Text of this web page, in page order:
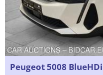
Peugeot 5008